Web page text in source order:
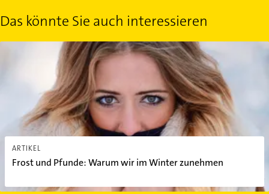
Das könnte Sie auch interessieren
ARTIKEL
Frost und Pfunde: Warum wir im Winter zunehmen
Frost und Pfunde: Warum wir im Winter zunehmen